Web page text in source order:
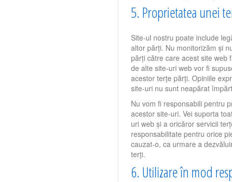
5. Proprietatea unei
Site-ul nostru poate include
altor părți. Nu monitorizăm și
părți către care acest site web
de alte site-uri web vor fi
acestor terțe părți. Opiniile
site-uri nu sunt neapărat
Nu vom fi responsabili pentru
acestor site-uri. Vei suporta
uri web și a oricăror servicii
responsabilitate pentru orice
cauzat-o, ca urmare a
terți.
6. Utilizare în mod